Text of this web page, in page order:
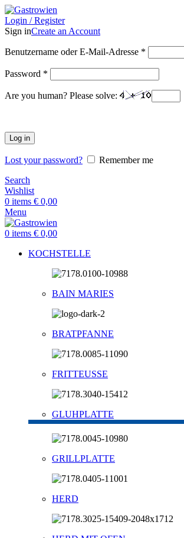
Login / Register
Sign inCreate an Account
Benutzername oder E-Mail-Adresse *
Password *
Are you human? Please solve:
Log in
Lost your password?
Remember me
Search
Wishlist
0 items € 0,00
Menu
0 items € 0,00
KOCHSTELLE
BAIN MARIES
BRATPFANNE
FRITTEUSSE
GLUHPLATTE
GRILLPLATTE
HERD